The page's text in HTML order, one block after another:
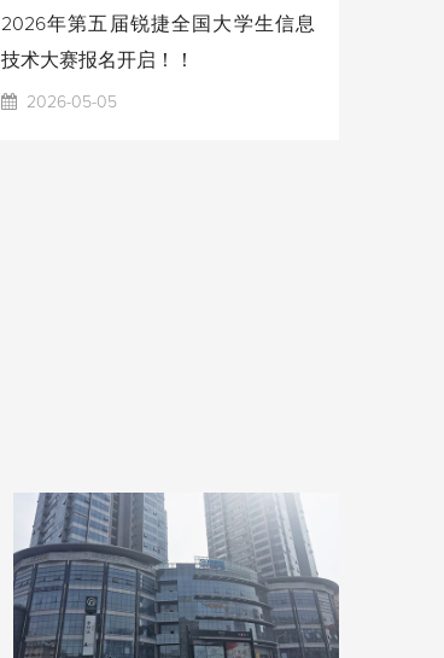
2026年第五届锐捷全国大学生信息
技术大赛报名开启！！
2026-05-05